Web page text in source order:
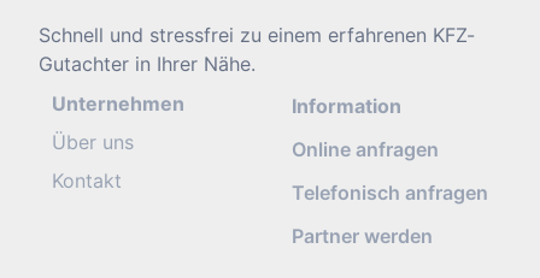
Schnell und stressfrei zu einem erfahrenen KFZ-
Gutachter in Ihrer Nähe.
Unternehmen
Über uns
Kontakt
Information
Online anfragen
Telefonisch anfragen
Partner werden